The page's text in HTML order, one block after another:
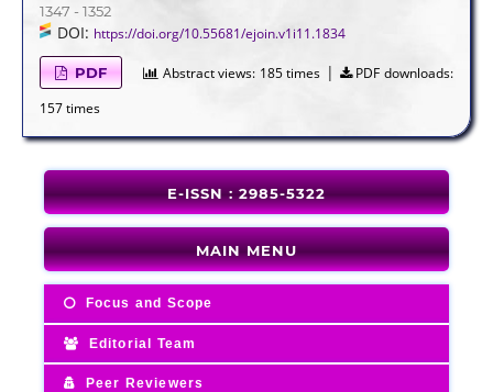
1347 - 1352
DOI: https://doi.org/10.55681/ejoin.v1i11.1834
PDF Abstract views: 185 times |
PDF downloads:
157 times
E-ISSN : 2985-5322
MAIN MENU
Focus and Scope
Editorial Team
Peer Reviewers